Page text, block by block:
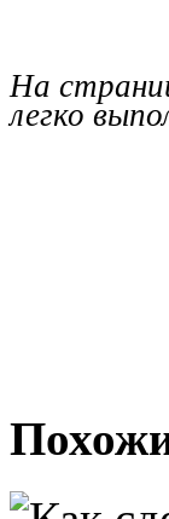
На
легко